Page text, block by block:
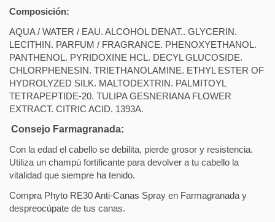
Composición:
AQUA / WATER / EAU. ALCOHOL DENAT.. GLYCERIN.
LECITHIN. PARFUM / FRAGRANCE. PHENOXYETHANOL.
PANTHENOL. PYRIDOXINE HCL. DECYL GLUCOSIDE.
CHLORPHENESIN. TRIETHANOLAMINE. ETHYL ESTER OF
HYDROLYZED SILK. MALTODEXTRIN. PALMITOYL
TETRAPEPTIDE-20. TULIPA GESNERIANA FLOWER
EXTRACT. CITRIC ACID. 1393A.
Consejo Farmagranada:
Con la edad el cabello se debilita, pierde grosor y resistencia.
Utiliza un champú fortificante para devolver a tu cabello la
vitalidad que siempre ha tenido.
Compra Phyto RE30 Anti-Canas Spray en Farmagranada y
despreocúpate de tus canas.